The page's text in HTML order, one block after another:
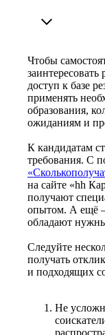
Чтобы
доступ к базе
применять
образования,
ожиданиям и
К кандидатам
требования. С
на сайте «hh
получают
опытом. А ещё
обладают
Следуйте
получать
и подходящих
Не